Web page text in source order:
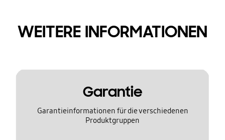
WEITERE INFORMATIONEN
Garantie
Garantieinformationen für die verschiedenen
Produktgruppen